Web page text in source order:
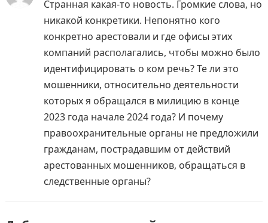
Странная какая-то новость. Громкие слова, но
никакой конкретики. Непонятно кого
конкретно арестовали и где офисы этих
компаний располагались, чтобы можно было
идентифицировать о ком речь? Те ли это
мошенники, относительно деятельности
которых я обращался в милицию в конце
2023 года начале 2024 года? И почему
правоохранительные органы не предложили
гражданам, пострадавшим от действий
арестованных мошенников, обращаться в
следственные органы?